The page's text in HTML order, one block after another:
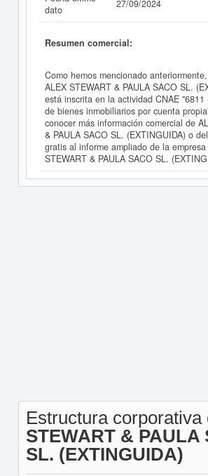
dato
27/09/2024
Resumen comercial:
Como hemos mencionado
ALEX STEWART & PAULA SACO SL.
está inscrita en la actividad CNAE "6811
de bienes inmobiliarios por cuenta
conocer más información comercial de
& PAULA SACO SL. (EXTINGUIDA) o
gratis al informe ampliado de la empresa
STEWART & PAULA SACO SL.
Estructura corporativa
STEWART & PAULA
SL. (EXTINGUIDA)